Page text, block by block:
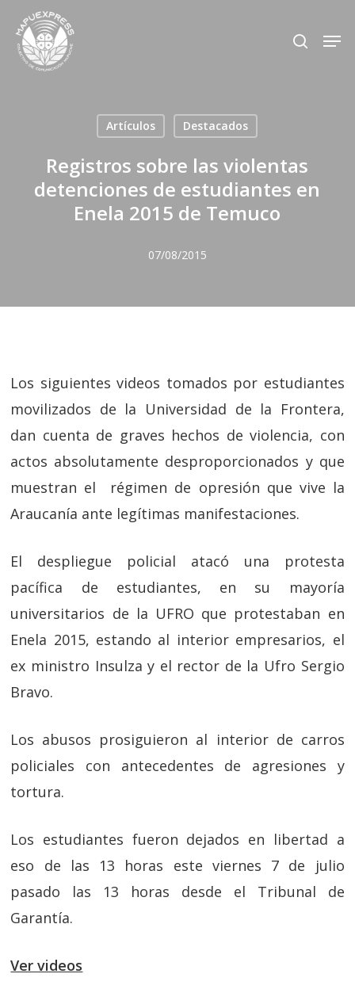
main
search
Artículos Destacados
Registros sobre las violentas
detenciones de estudiantes en
Enela 2015 de Temuco
07/08/2015
Los siguientes videos tomados por estudiantes
movilizados de la Universidad de la Frontera,
dan cuenta de graves hechos de violencia, con
actos absolutamente desproporcionados y que
muestran el régimen de opresión que vive la
Araucanía ante legítimas manifestaciones.
El despliegue policial atacó una protesta
pacífica de estudiantes, en su mayoría
universitarios de la UFRO que protestaban en
Enela 2015, estando al interior empresarios, el
ex ministro Insulza y el rector de la Ufro Sergio
Bravo.
Los abusos prosiguieron al interior de carros
policiales con antecedentes de agresiones y
tortura.
Los estudiantes fueron dejados en libertad a
eso de las 13 horas este viernes 7 de julio
pasado las 13 horas desde el Tribunal de
Garantía.
Ver videos
Close